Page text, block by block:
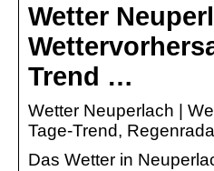
Wetter
Trend …
Wetter Neuperlach |
Tage-Trend,
Das Wetter in